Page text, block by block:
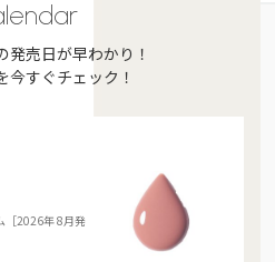
発売日が早わかり！
今すぐチェック！
［2026年 8月発